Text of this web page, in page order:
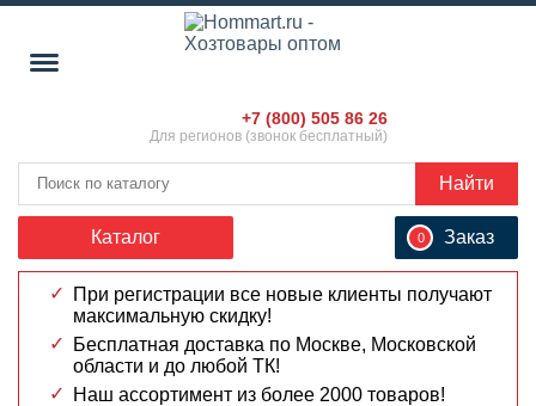
+7 (800) 505 86 26
Для регионов (звонок бесплатный)
0 Заказ
Каталог
Найти
При регистрации все новые клиенты получают
максимальную скидку!
Бесплатная доставка по Москве, Московской
области и до любой ТК!
Наш ассортимент из более 2000 товаров!